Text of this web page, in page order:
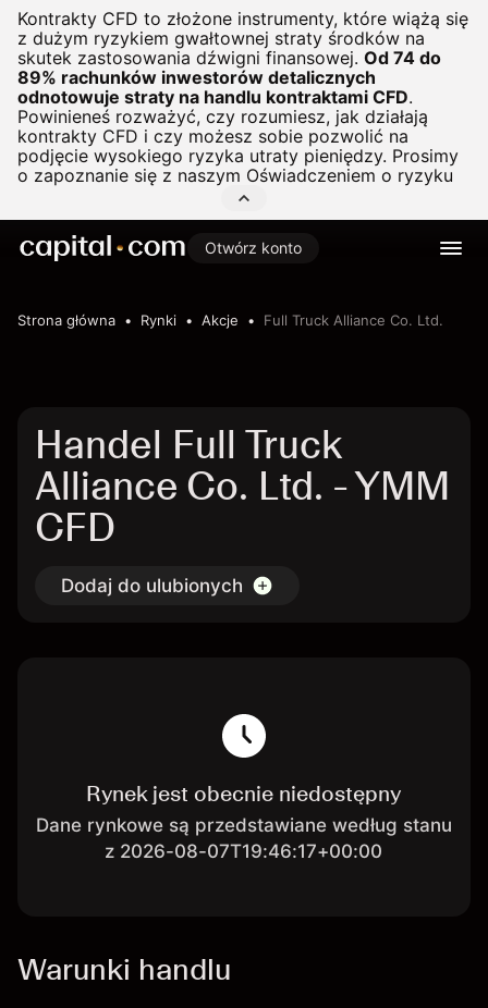
Kontrakty CFD to złożone instrumenty, które wiążą się
z dużym ryzykiem gwałtownej straty środków na
skutek zastosowania dźwigni finansowej. Od 74 do
89% rachunków inwestorów detalicznych
odnotowuje straty na handlu kontraktami CFD.
Powinieneś rozważyć, czy rozumiesz, jak działają
kontrakty CFD i czy możesz sobie pozwolić na
podjęcie wysokiego ryzyka utraty pieniędzy. Prosimy
o zapoznanie się z naszym Oświadczeniem o ryzyku
Otwórz konto
Strona główna Rynki Akcje Full Truck Alliance Co. Ltd.
Handel Full Truck
Alliance Co. Ltd. - YMM
CFD
Dodaj do ulubionych
Rynek jest obecnie niedostępny
Dane rynkowe są przedstawiane według stanu
z 2026-08-07T19:46:17+00:00
Warunki handlu